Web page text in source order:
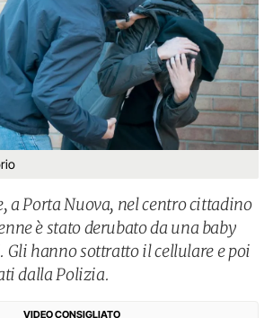
a Porta Nuova, nel centro cittadino
è stato derubato da una baby
Gli hanno sottratto il cellulare e poi
dalla Polizia.
VIDEO CONSIGLIATO